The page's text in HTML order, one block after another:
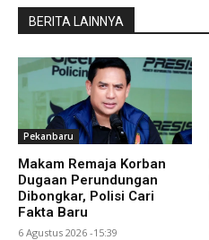
BERITA LAINNYA
Pekanbaru
Makam Remaja Korban
Dugaan Perundungan
Dibongkar, Polisi Cari
Fakta Baru
6 Agustus 2026 -15:39